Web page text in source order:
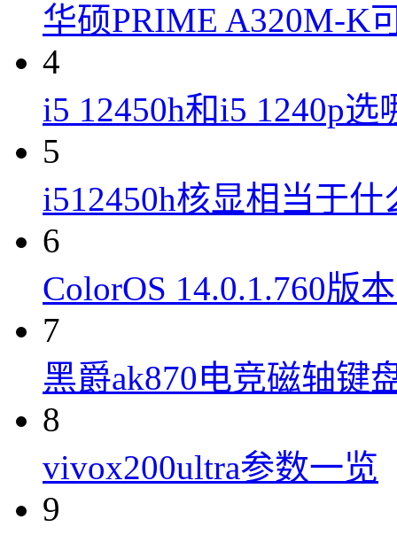
华硕PRIME A320M-K
4
i5 12450h和i5 1240p选
5
i512450h核显相当于什
6
ColorOS 14.0.1.760版
7
黑爵ak870电竞磁轴键
8
vivox200ultra参数一览
9